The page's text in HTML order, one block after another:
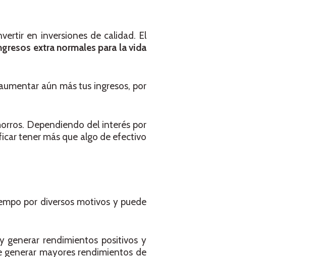
en inversiones de calidad. El
extra normales para la vida
aún más tus ingresos, por
Dependiendo del interés por
tener más que algo de efectivo
por diversos motivos y puede
generar rendimientos positivos y
generar mayores rendimientos de